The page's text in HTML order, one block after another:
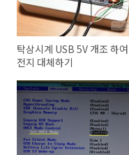
탁상시계 USB 5V 개조 하
전지 대체하기